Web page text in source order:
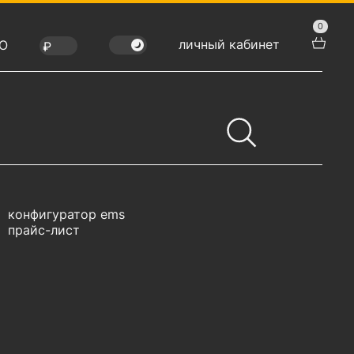
личный кабинет
0
конфигуратор ems
прайс-лист